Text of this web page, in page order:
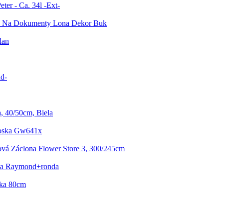
- Ca. 34l -Ext-
Na Dokumenty Lona Dekor Buk
40/50cm, Biela
Gw641x
Záclona Flower Store 3, 300/245cm
Raymond+ronda
80cm